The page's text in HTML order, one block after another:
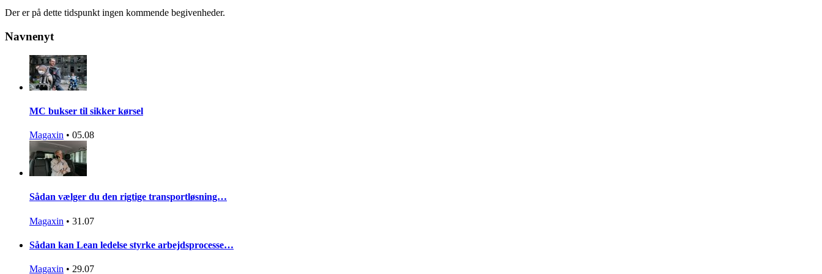
Der er på dette tidspunkt ingen kommende begivenheder.
Navnenyt
MC bukser til sikker kørsel
Magaxin • 05.08
Sådan vælger du den rigtige transportløsning…
Magaxin • 31.07
Sådan kan Lean ledelse styrke arbejdsprocesse…
Magaxin • 29.07